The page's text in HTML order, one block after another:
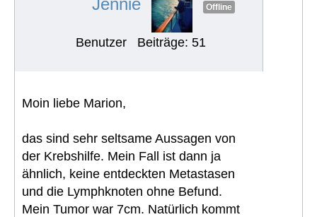
Jennie Offline
Benutzer Beiträge: 51
Moin liebe Marion,
das sind sehr seltsame Aussagen von
der Krebshilfe. Mein Fall ist dann ja
ähnlich, keine entdeckten Metastasen
und die Lymphknoten ohne Befund.
Mein Tumor war 7cm. Natürlich kommt